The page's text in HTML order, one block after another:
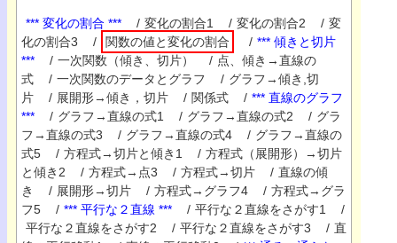
*** 変化の割合 *** / 変化の割合1 / 変化の割合2 / 変
化の割合3
/ 関数の値と変化の割合 / *** 傾きと切片
***
/ 一次関数（傾き、切片） / 点、傾き→直線の
式
/ 一次関数のデータとグラフ / グラフ→傾き,切
片
/ 展開形→傾き，切片 / 関係式 / *** 直線のグラフ
***
/ グラフ→直線の式1 / グラフ→直線の式2 / グラ
フ→直線の式3
/ グラフ→直線の式4 / グラフ→直線の
式5
/ 方程式→切片と傾き1 / 方程式（展開形）→切片
と傾き2
/ 方程式→点3 / 方程式→切片 / 直線の傾
き
/ 展開形→切片 / 方程式→グラフ4 / 方程式→グラ
フ5
/ *** 平行な２直線 *** / 平行な２直線をさがす1
/
平行な２直線をさがす2
/ 平行な２直線をさがす3 / 直